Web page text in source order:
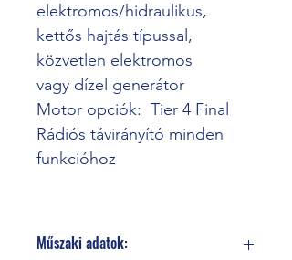
elektromos/hidraulikus,
kettős hajtás típussal,
közvetlen elektromos
vagy dízel generátor
Motor opciók:  Tier 4 Final
Rádiós távirányító minden
funkcióhoz
Műszaki adatok: